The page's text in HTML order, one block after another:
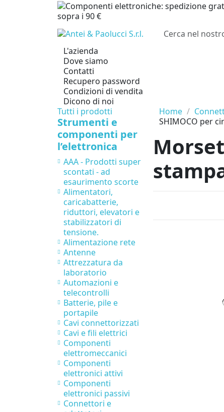
sopra i 90 €
L'azienda
Dove siamo
Contatti
Recupero password
Condizioni di vendita
Dicono di noi
Home
SHIMOCO per
Tutti i prodotti
Strumenti e
componenti per
l’elettronica
AAA - Prodotti super
scontati - ad
esaurimento scorte
Alimentatori,
caricabatterie,
riduttori, elevatori e
stabilizzatori di
tensione.
Alimentazione rete
Antenne
Attrezzatura da
laboratorio
Automazioni e
telecontrolli
Batterie, pile e
portapile
Cavi connettorizzati
Cavi e fili elettrici
Componenti
elettromeccanici
Componenti
elettronici attivi
Componenti
elettronici passivi
Connettori e